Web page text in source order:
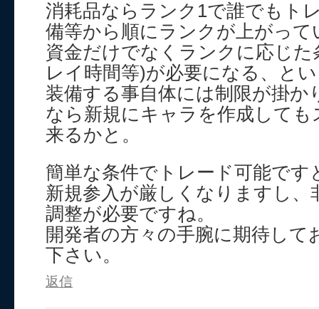
消耗品ならランク1で誰でもト
備等から順にランクが上がって
資金だけでなくランクに応じた
レイ時間等)が必要になる、と
装備する事自体には制限が掛か
なら新規にキャラを作成して
来るかと。
簡単な条件でトレード可能です
新規参入が厳しくなりますし、
調整が必要ですね。
開発者の方々の手腕に期待して
下さい。
返信